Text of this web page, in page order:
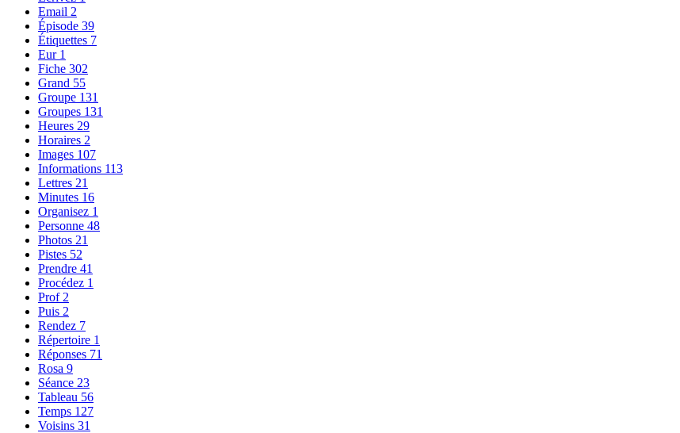
Email 2
Épisode 39
Étiquettes 7
Eur 1
Fiche 302
Grand 55
Groupe 131
Groupes 131
Heures 29
Horaires 2
Images 107
Informations 113
Lettres 21
Minutes 16
Organisez 1
Personne 48
Photos 21
Pistes 52
Prendre 41
Procédez 1
Prof 2
Puis 2
Rendez 7
Répertoire 1
Réponses 71
Rosa 9
Séance 23
Tableau 56
Temps 127
Voisins 31